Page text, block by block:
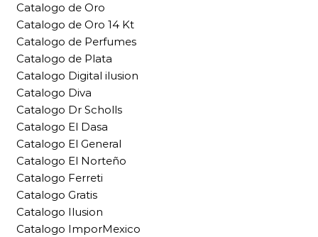
Catalogo de Oro
Catalogo de Oro 14 Kt
Catalogo de Perfumes
Catalogo de Plata
Catalogo Digital ilusion
Catalogo Diva
Catalogo Dr Scholls
Catalogo El Dasa
Catalogo El General
Catalogo El Norteño
Catalogo Ferreti
Catalogo Gratis
Catalogo Ilusion
Catalogo ImporMexico